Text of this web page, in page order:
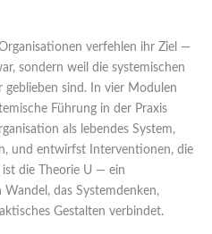
verfehlen ihr Ziel —
sondern weil die systemischen
sind. In vier Modulen
Führung in der Praxis
als lebendes System,
und entwirfst Interventionen, die
die Theorie U — ein
das Systemdenken,
Gestalten verbindet.